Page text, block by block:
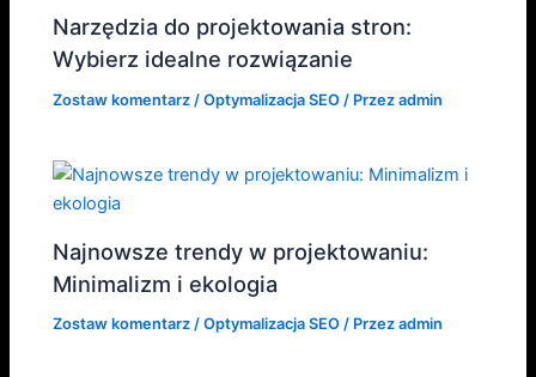
Narzędzia do projektowania stron:
Wybierz idealne rozwiązanie
Zostaw komentarz /Optymalizacja SEO / Przezadmin
Najnowsze trendy w projektowaniu:
Minimalizm i ekologia
Zostaw komentarz /Optymalizacja SEO / Przezadmin